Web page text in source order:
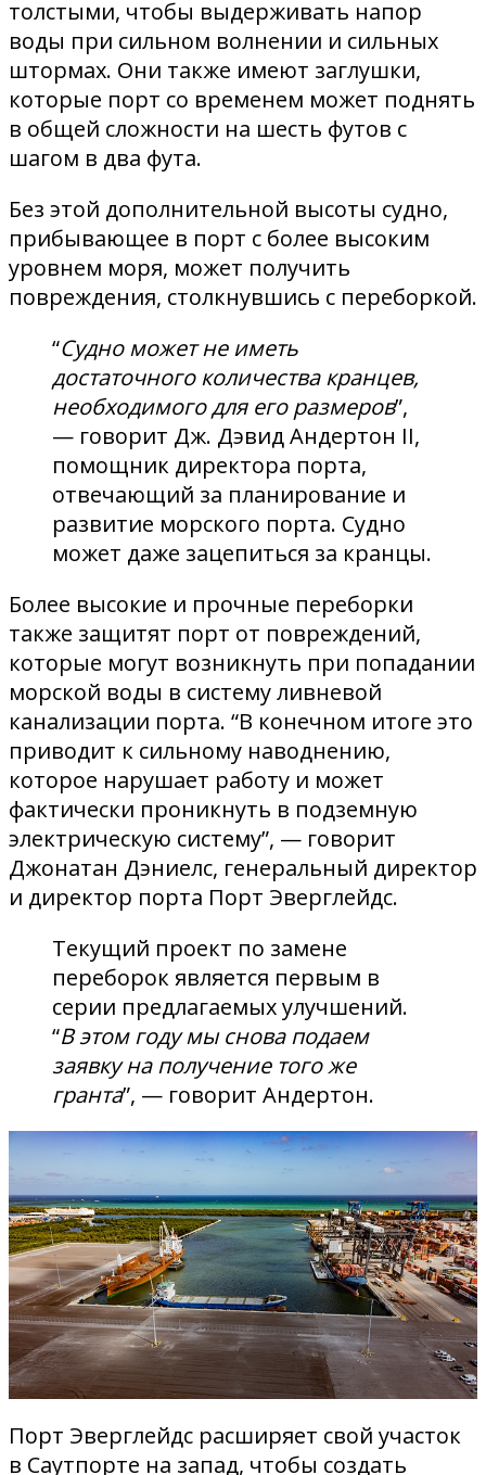
толстыми, чтобы выдерживать напор
воды при сильном волнении и сильных
штормах. Они также имеют заглушки,
которые порт со временем может поднять
в общей сложности на шесть футов с
шагом в два фута.
Без этой дополнительной высоты судно,
прибывающее в порт с более высоким
уровнем моря, может получить
повреждения, столкнувшись с переборкой.
“Судно может не иметь
достаточного количества кранцев,
необходимого для его размеров”,
— говорит Дж. Дэвид Андертон II,
помощник директора порта,
отвечающий за планирование и
развитие морского порта. Судно
может даже зацепиться за кранцы.
Более высокие и прочные переборки
также защитят порт от повреждений,
которые могут возникнуть при попадании
морской воды в систему ливневой
канализации порта. “В конечном итоге это
приводит к сильному наводнению,
которое нарушает работу и может
фактически проникнуть в подземную
электрическую систему”, — говорит
Джонатан Дэниелс, генеральный директор
и директор порта Порт Эверглейдс.
Текущий проект по замене
переборок является первым в
серии предлагаемых улучшений.
“В этом году мы снова подаем
заявку на получение того же
гранта”, — говорит Андертон.
Порт Эверглейдс расширяет свой участок
в Саутпорте на запад, чтобы создать